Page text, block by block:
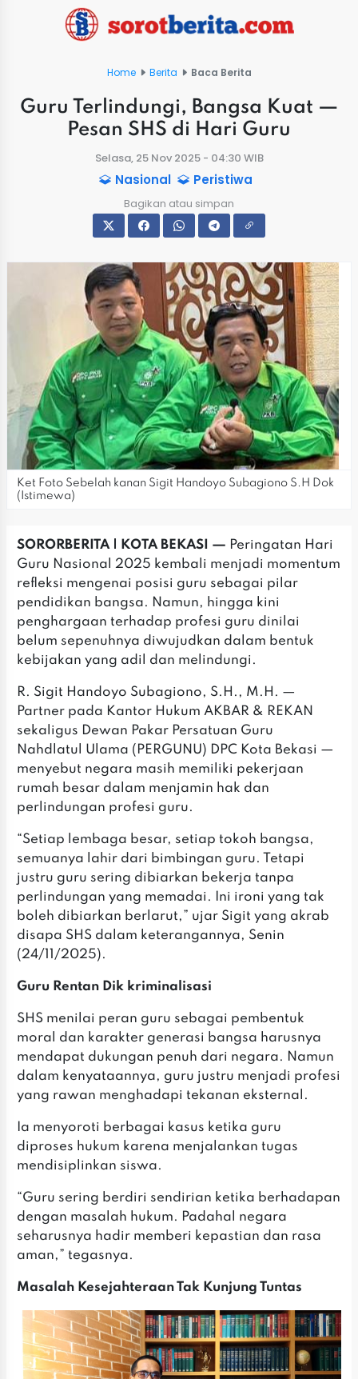
Home Berita Baca Berita
‎Guru Terlindungi, Bangsa Kuat —
Pesan SHS di Hari Guru
Selasa, 25 Nov 2025 - 04:30 WIB
Nasional Peristiwa
Bagikan atau simpan
Ket Foto Sebelah kanan Sigit Handoyo Subagiono S.H Dok
(Istimewa)
SORORBERITA | KOTA BEKASI — Peringatan Hari
Guru Nasional 2025 kembali menjadi momentum
refleksi mengenai posisi guru sebagai pilar
pendidikan bangsa. Namun, hingga kini
penghargaan terhadap profesi guru dinilai
belum sepenuhnya diwujudkan dalam bentuk
kebijakan yang adil dan melindungi.
‎R. Sigit Handoyo Subagiono, S.H., M.H. —
Partner pada Kantor Hukum AKBAR & REKAN
sekaligus Dewan Pakar Persatuan Guru
Nahdlatul Ulama (PERGUNU) DPC Kota Bekasi —
menyebut negara masih memiliki pekerjaan
rumah besar dalam menjamin hak dan
perlindungan profesi guru.
‎‎“Setiap lembaga besar, setiap tokoh bangsa,
semuanya lahir dari bimbingan guru. Tetapi
justru guru sering dibiarkan bekerja tanpa
perlindungan yang memadai. Ini ironi yang tak
boleh dibiarkan berlarut,” ujar Sigit yang akrab
disapa SHS dalam keterangannya, Senin
(24/11/2025).
‎Guru Rentan Dik kriminalisasi
‎SHS menilai peran guru sebagai pembentuk
moral dan karakter generasi bangsa harusnya
mendapat dukungan penuh dari negara. Namun
dalam kenyataannya, guru justru menjadi profesi
yang rawan menghadapi tekanan eksternal.
‎Ia menyoroti berbagai kasus ketika guru
diproses hukum karena menjalankan tugas
mendisiplinkan siswa.
‎‎“Guru sering berdiri sendirian ketika berhadapan
dengan masalah hukum. Padahal negara
seharusnya hadir memberi kepastian dan rasa
aman,” tegasnya.
Masalah Kesejahteraan Tak Kunjung Tuntas